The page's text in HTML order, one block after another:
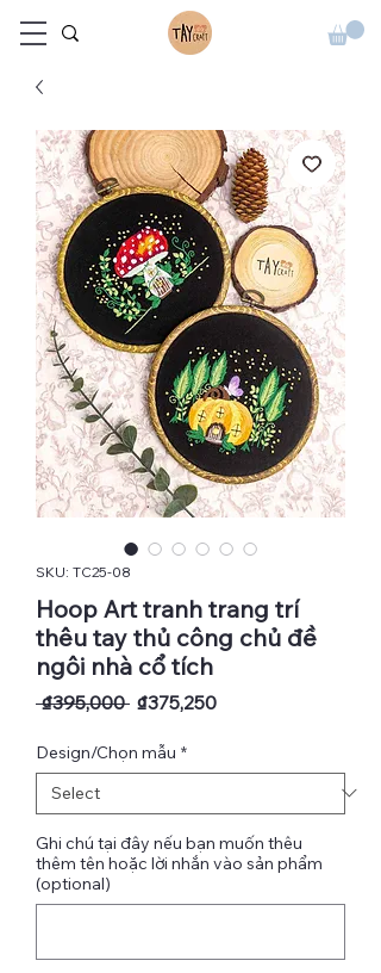
SKU: TC25-08
Hoop Art tranh trang trí
thêu tay thủ công chủ đề
ngôi nhà cổ tích
₫395,000 Regular
₫375,250Sale
Design/Chọn mẫu *
Ghi chú tại đây nếu bạn muốn thêu
thêm tên hoặc lời nhắn vào sản phẩm
(optional)